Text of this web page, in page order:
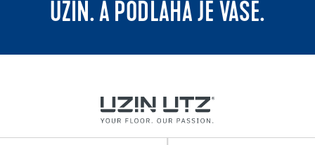
UZIN. A PODLAHA JE VAŠE.